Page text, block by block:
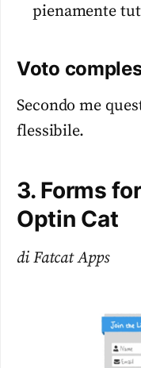
pienamente
Voto
Secondo me
flessibile.
3. Forms
Optin Cat
di Fatcat Apps